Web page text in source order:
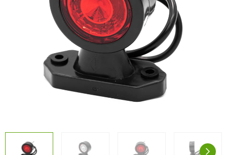
Stik, kabelbindere og relæer til traktor
og landbrug
FAQs – Ofte stillede spørgsmål
info@agroled.dk
LED-armaturer og LED-værkstedslys
Stik, kabelbindere og relæer til traktor og